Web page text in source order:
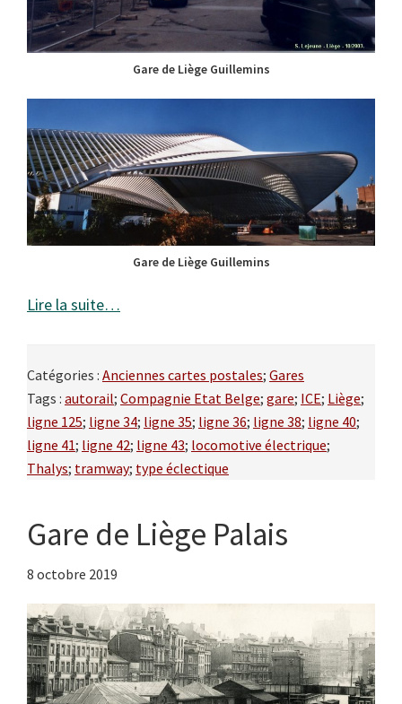
Gare de Liège Guillemins
Gare de Liège Guillemins
Lire la suite…
Catégories : Anciennes cartes postales; Gares
Tags : autorail; Compagnie Etat Belge; gare; ICE; Liège;
ligne 125; ligne 34; ligne 35; ligne 36; ligne 38; ligne 40;
ligne 41; ligne 42; ligne 43; locomotive électrique;
Thalys; tramway; type éclectique
Gare de Liège Palais
8 octobre 2019